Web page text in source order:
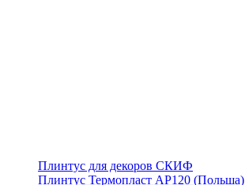
Плинтус для декоров СКИФ
Плинтус Термопласт АР120 (Польша)